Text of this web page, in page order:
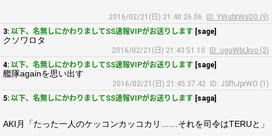
2016/02/21(日) 21:40:26.06
ID: YWqbtWsD0 (9)
3: 以下、名無しにかわりましてSS速報VIPがお送りします [sage]
クソワロタ
2016/02/21(日) 21:43:51.10
ID: uguWbLkvo (2)
4: 以下、名無しにかわりましてSS速報VIPがお送りします [sage]
艦隊againを思い出す
2016/02/21(日) 21:45:37.42
ID: JSfhJprWO (1)
5: 以下、名無しにかわりましてSS速報VIPがお送りします [saga]
AKI月「たった一人のケッコンカッコカリ……それを司令はTERUと」